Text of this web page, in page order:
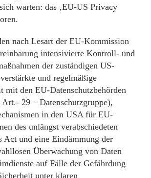
warten: das ‚EU-US Privacy
nach Lesart der EU-Kommission
intensivierte Kontroll- und
der zuständigen US-
und regelmäßige
mit den EU-Datenschutzbehörden
Art.- 29 – Datenschutzgruppe),
in den USA für EU-
des unlängst verabschiedeten
Act und eine Eindämmung der
Überwachung von Daten
auf Fälle der Gefährdung
unter klaren